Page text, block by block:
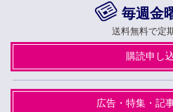
毎週金
送料無料で定
購読申し
広告・特集・記